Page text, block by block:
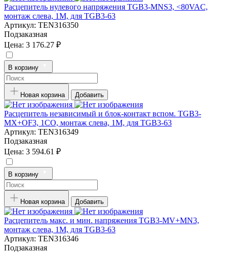
Расцепитель нулевого напряжения TGB3-MNS3, <80VAC,
монтаж слева, 1M, для TGB3-63
Артикул: TEN316350
Подзаказная
Цена: 3 176.27 ₽
В корзину
Новая корзина Добавить
Расцепитель независимый и блок-контакт вспом. TGB3-
MX+OF3, 1CO, монтаж слева, 1M, для TGB3-63
Артикул: TEN316349
Подзаказная
Цена: 3 594.61 ₽
В корзину
Новая корзина Добавить
Расцепитель макс. и мин. напряжения TGB3-MV+MN3,
монтаж слева, 1M, для TGB3-63
Артикул: TEN316346
Подзаказная